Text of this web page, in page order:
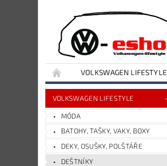
VOLKSWAGEN LIFESTYLE
VYBAVENÍ DÍLNY A GARÁŽE
VOLKSWAGEN LIFESTYLE
MÓDA
BATOHY, TAŠKY, VAKY, BOXY
DEKY, OSUŠKY, POLŠTÁŘE
DEŠTNÍKY